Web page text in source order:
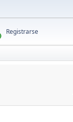
Registrarse